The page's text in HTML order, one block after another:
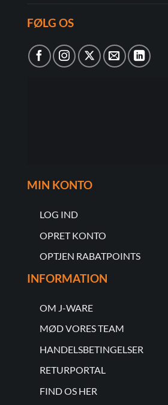
FØLG OS
MIN KONTO
LOG IND
OPRET KONTO
OPTJEN RABATPOINTS
INFORMATION
OM J-WARE
MØD VORES TEAM
HANDELSBETINGELSER
RETURPORTAL
FIND OS HER